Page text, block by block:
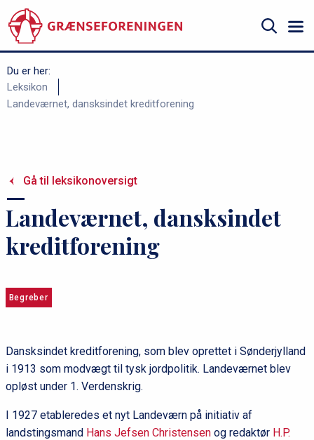
til
hovedindhold
Søg
Du er her:
Leksikon
Landeværnet, dansksindet kreditforening
Gå til leksikonoversigt
Landeværnet, dansksindet
kreditforening
Begreber
Dansksindet kreditforening, som blev oprettet i Sønderjylland
i 1913 som modvægt til tysk jordpolitik. Landeværnet blev
opløst under 1. Verdenskrig.
I 1927 etableredes et nyt Landeværn på initiativ af
landstingsmand Hans Jefsen Christensenog redaktør H.P.